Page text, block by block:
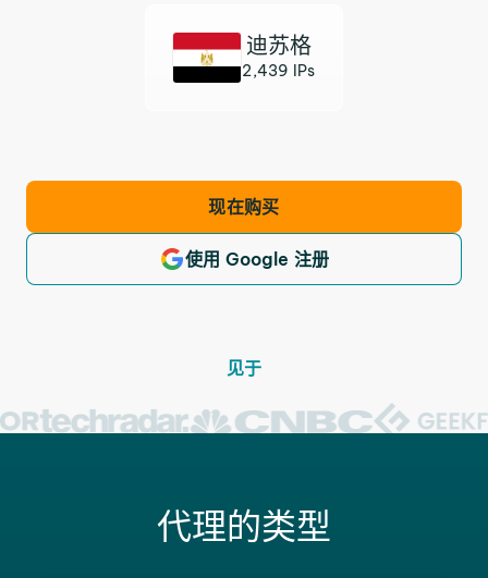
迪苏格
2,439 IPs
现在购买
使用 Google 注册
见于
代理的类型